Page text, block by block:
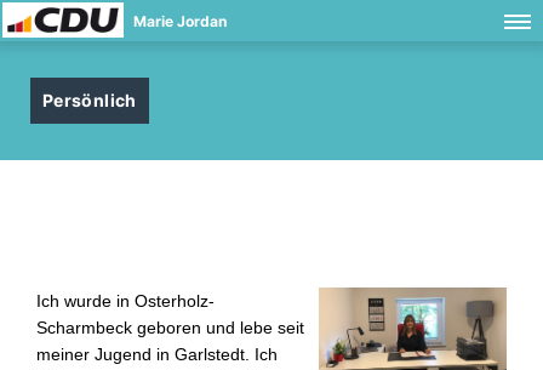
Marie Jordan
Persönlich
Ich wurde in Osterholz-
Scharmbeck geboren und lebe seit
meiner Jugend in Garlstedt. Ich